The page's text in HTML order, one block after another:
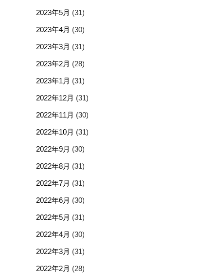
2023年5月 (31)
2023年4月 (30)
2023年3月 (31)
2023年2月 (28)
2023年1月 (31)
2022年12月 (31)
2022年11月 (30)
2022年10月 (31)
2022年9月 (30)
2022年8月 (31)
2022年7月 (31)
2022年6月 (30)
2022年5月 (31)
2022年4月 (30)
2022年3月 (31)
2022年2月 (28)